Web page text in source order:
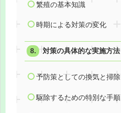
繁殖の基本知識
時期による対策の変化
対策の具体的な実施方法
予防策としての換気と掃除
駆除するための特別な手順